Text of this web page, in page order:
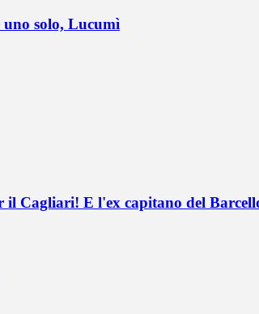
solo, Lucumì
Cagliari! E l'ex capitano del